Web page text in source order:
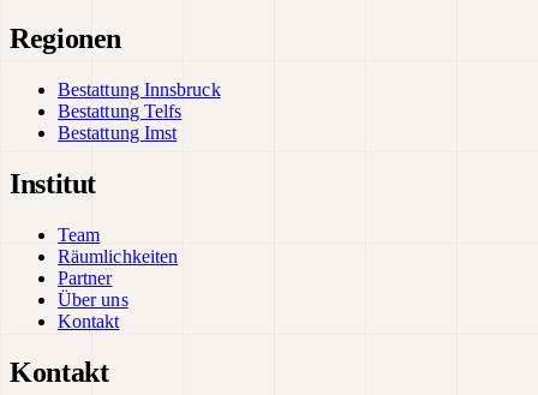
Regionen
Bestattung Innsbruck
Bestattung Telfs
Bestattung Imst
Institut
Team
Räumlichkeiten
Partner
Über uns
Kontakt
Kontakt